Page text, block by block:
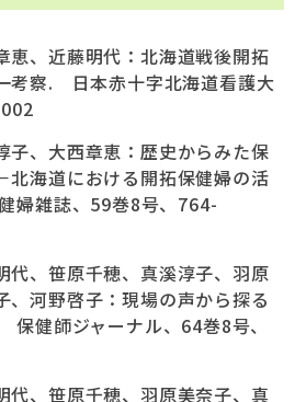
恵、近藤明代：北海道戦後開拓
考察. 日本赤十字北海道看護大
子、大西章恵：歴史からみた保
北海道における開拓保健婦の活
婦雑誌、59巻8号、764-
代、笹原千穂、真溪淳子、羽原
、河野啓子：現場の声から探る
健師ジャーナル、64巻8号、
代、笹原千穂、羽原美奈子、真